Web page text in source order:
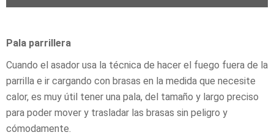
Pala parrillera
Cuando el asador usa la técnica de hacer el fuego fuera de la
parrilla e ir cargando con brasas en la medida que necesite
calor, es muy útil tener una pala, del tamaño y largo preciso
para poder mover y trasladar las brasas sin peligro y
cómodamente.